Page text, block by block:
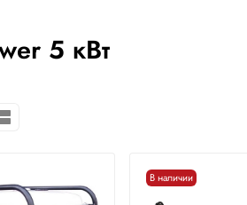
5 кВт
В наличии